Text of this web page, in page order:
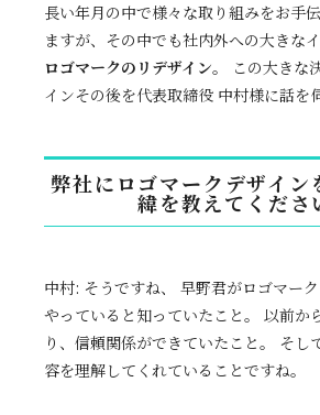
長い年月の中で様々な取り組みをお手
ますが、その中でも社内外への大きな
ロゴマークのリデザイン。 この大きな
インその後を代表取締役 中村様に話を
弊社にロゴマークデザイン
緯を教えてくださ
中村: そうですね、 早野君がロゴマー
やっていると知っていたこと。 以前か
り、信頼関係ができていたこと。 そし
容を理解してくれていることですね。